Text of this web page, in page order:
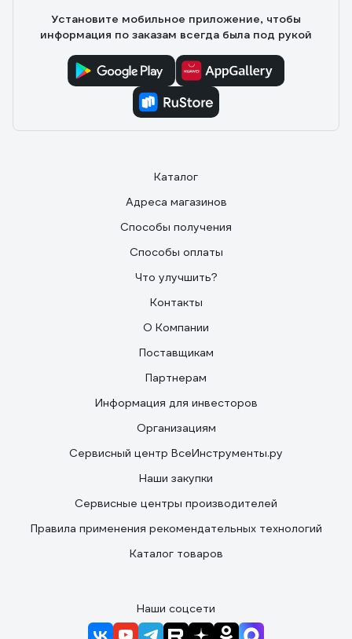
Установите мобильное приложение, чтобы
информация по заказам всегда была под рукой
Каталог
Адреса магазинов
Способы получения
Способы оплаты
Что улучшить?
Контакты
О Компании
Поставщикам
Партнерам
Информация для инвесторов
Организациям
Сервисный центр ВсеИнструменты.ру
Наши закупки
Сервисные центры производителей
Правила применения рекомендательных технологий
Каталог товаров
Наши соцсети